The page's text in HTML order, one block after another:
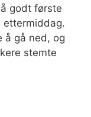
godt første
ettermiddag.
å gå ned, og
stemte